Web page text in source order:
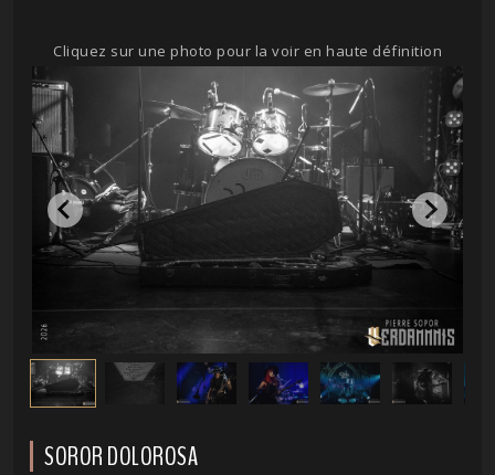
Cliquez sur une photo pour la voir en haute définition
SOROR DOLOROSA